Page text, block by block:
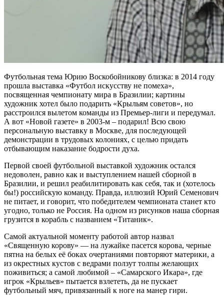
Футбольная тема Юрию Воскобойникову близка: в 2014 году
прошла выставка «Футбол искусству не помеха»,
посвященная чемпионату мира в Бразилии; картины
художник хотел было подарить «Крыльям советов», но
расстроился вылетом команды из Премьер-лиги и передумал.
А вот «Новой газете» в 2003-м – подарил! Всю свою
персональную выставку в Москве, для последующей
демонстрации в трудовых колониях, с целью придать
отбывающим наказание бодрости духа.
Первой своей футбольной выставкой художник остался
недоволен, равно как и выступлением нашей сборной в
Бразилии, и решил реабилитировать как себя, так и (хотелось
бы!) российскую команду. Правда, иллюзий Юрий Семенович
не питает, и говорит, что победителем чемпионата станет кто
угодно, только не Россия. На одном из рисунков наша сборная
грузится в корабль с названием «Титаник».
Самой актуальной моменту работой автор назвал
«Священную корову» — на лужайке пасется корова, черные
пятна на белых её боках очертаниями повторяют материки, а
из окрестных кустов с ведрами ползут толпы желающих
поживиться; а самой любимой – «Самарского Икара», где
игрок «Крыльев» пытается взлететь, да не пускает
футбольный мяч, привязанный к ноге на манер гири.